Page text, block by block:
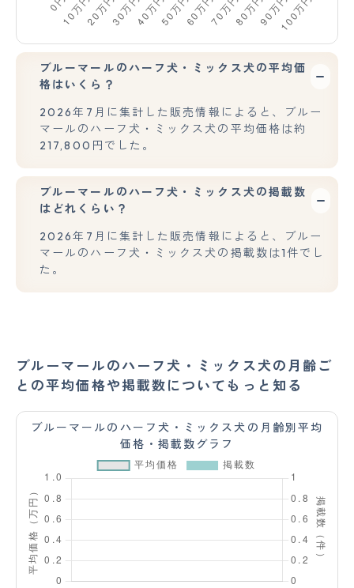
ブルーマールのハーフ犬・ミックス犬の平均価
格はいくら？
2026年7月に集計した販売情報によると、ブルー
マールのハーフ犬・ミックス犬の平均価格は約
217,800円でした。
ブルーマールのハーフ犬・ミックス犬の掲載数
はどれくらい？
2026年7月に集計した販売情報によると、ブルー
マールのハーフ犬・ミックス犬の掲載数は1件でし
た。
ブルーマールのハーフ犬・ミックス犬の月齢ご
との平均価格や掲載数についてもっと知る
ブルーマールのハーフ犬・ミックス犬の月齢別平均
価格・掲載数グラフ